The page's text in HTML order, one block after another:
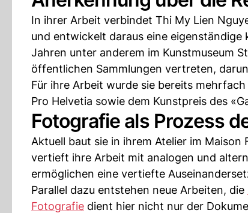
In ihrer Arbeit verbindet Thi My Lien
und entwickelt daraus eine
Jahren unter anderem im Kunstmuseum
öffentlichen Sammlungen vertreten,
Für ihre Arbeit wurde sie bereits
Pro Helvetia sowie dem Kunstpreis des
Fotografie als Prozess
Aktuell baut sie in ihrem Atelier im
vertieft ihre Arbeit mit analogen und
ermöglichen eine vertiefte
Parallel dazu entstehen neue Arbeiten, die
Fotografie dient hier nicht nur der